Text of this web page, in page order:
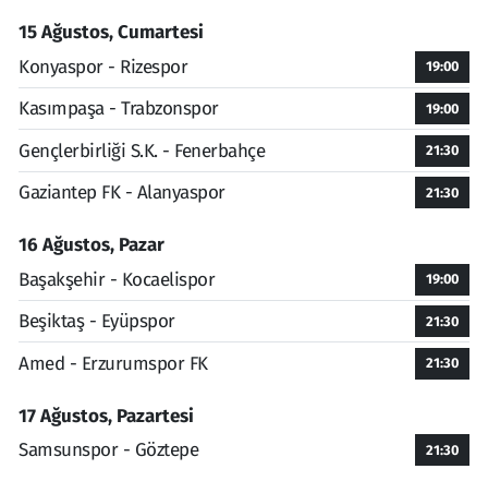
15 Ağustos, Cumartesi
Konyaspor - Rizespor
19:00
Kasımpaşa - Trabzonspor 19:00
Gençlerbirliği S.K. - Fenerbahçe 21:30
Gaziantep FK - Alanyaspor 21:30
16 Ağustos, Pazar
Başakşehir - Kocaelispor
19:00
Beşiktaş - Eyüpspor 21:30
Amed - Erzurumspor FK 21:30
17 Ağustos, Pazartesi
Samsunspor - Göztepe
21:30